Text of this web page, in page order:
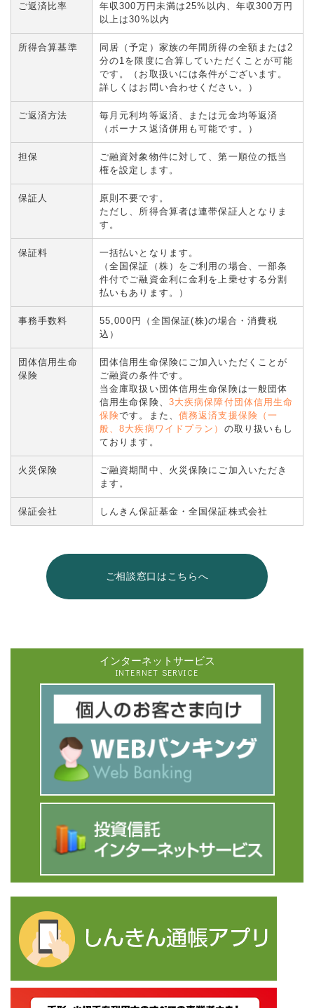
ご返済比率
年収300万円未満は25%以内、年収300万円
以上は30%以内
所得合算基準
同居（予定）家族の年間所得の全額または2
分の1を限度に合算していただくことが可能
です。（お取扱いには条件がございます。
詳しくはお問い合わせください。）
ご返済方法
毎月元利均等返済、または元金均等返済
（ボーナス返済併用も可能です。）
担保
ご融資対象物件に対して、第一順位の抵当
権を設定します。
保証人
原則不要です。
ただし、所得合算者は連帯保証人となりま
す。
保証料
一括払いとなります。
（全国保証（株）をご利用の場合、一部条
件付でご融資金利に金利を上乗せする分割
払いもあります。）
事務手数料
55,000円（全国保証(株)の場合・消費税
込）
団体信用生命
保険
団体信用生命保険にご加入いただくことが
ご融資の条件です。
当金庫取扱い団体信用生命保険は一般団体
信用生命保険、 3大疾病保障付団体信用生命
保険です。また、 債務返済支援保険（一
般、8大疾病ワイドプラン） の取り扱いもし
ております。
火災保険
ご融資期間中、火災保険にご加入いただき
ます。
保証会社 しんきん保証基金・全国保証株式会社
ご相談窓口はこちらへ
インターネットサービス
INTERNET SERVICE